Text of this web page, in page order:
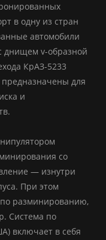
в одну из стран
автомобили
днищем v-образной
КрАЗ-5233
для
и
со
— изнутри
При этом
разминированию,
Система по
включает в себя